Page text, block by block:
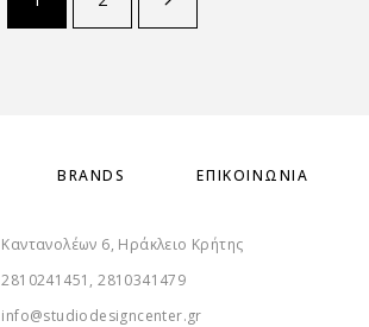
BRANDS ΕΠΙΚΟΙΝΩΝΊΑ
Καντανολέων 6, Ηράκλειο Κρήτης
2810241451, 2810341479
info@studiodesigncenter.gr